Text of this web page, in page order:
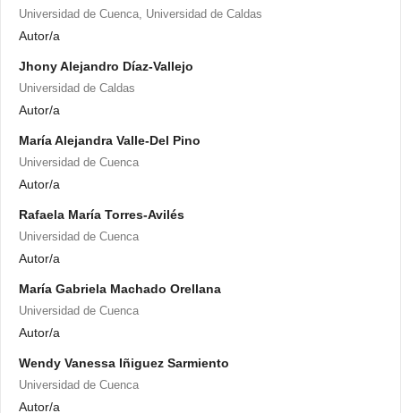
Universidad de Cuenca, Universidad de Caldas
Autor/a
Jhony Alejandro Díaz-Vallejo
Universidad de Caldas
Autor/a
María Alejandra Valle-Del Pino
Universidad de Cuenca
Autor/a
Rafaela María Torres-Avilés
Universidad de Cuenca
Autor/a
María Gabriela Machado Orellana
Universidad de Cuenca
Autor/a
Wendy Vanessa Iñiguez Sarmiento
Universidad de Cuenca
Autor/a